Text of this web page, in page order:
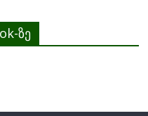
ზე